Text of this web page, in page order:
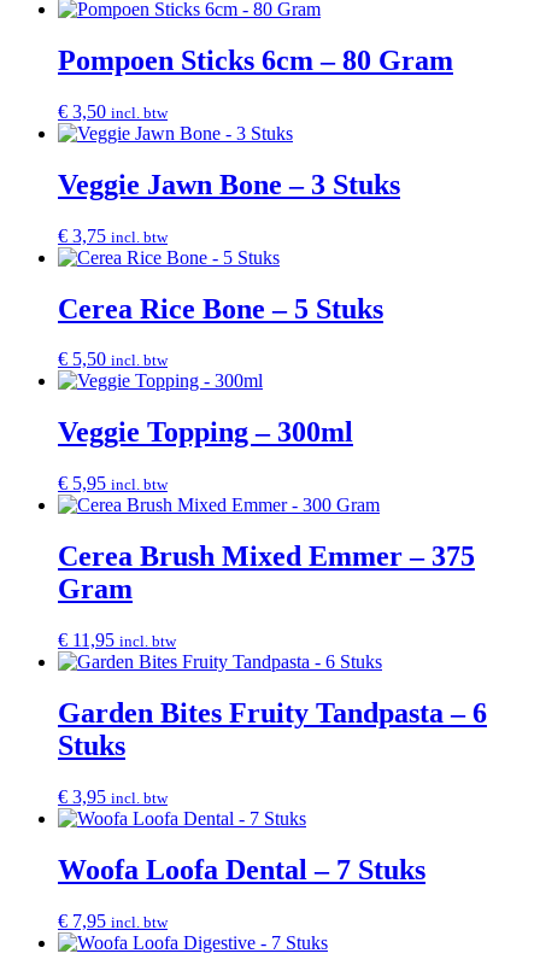
Pompoen Sticks 6cm – 80 Gram
€ 3,50 incl. btw
Veggie Jawn Bone – 3 Stuks
€ 3,75 incl. btw
Cerea Rice Bone – 5 Stuks
€ 5,50 incl. btw
Veggie Topping – 300ml
€ 5,95 incl. btw
Cerea Brush Mixed Emmer – 375
Gram
€ 11,95 incl. btw
Garden Bites Fruity Tandpasta – 6
Stuks
€ 3,95 incl. btw
Woofa Loofa Dental – 7 Stuks
€ 7,95 incl. btw